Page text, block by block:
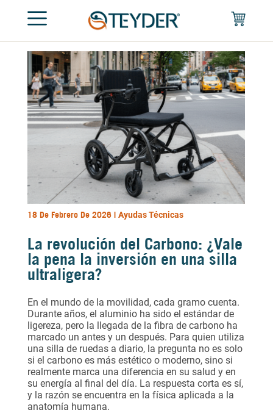
18 De Febrero De 2026 | Ayudas Técnicas
La revolución del Carbono: ¿Vale
la pena la inversión en una silla
ultraligera?
En el mundo de la movilidad, cada gramo cuenta.
Durante años, el aluminio ha sido el estándar de
ligereza, pero la llegada de la fibra de carbono ha
marcado un antes y un después. Para quien utiliza
una silla de ruedas a diario, la pregunta no es solo
si el carbono es más estético o moderno, sino si
realmente marca una diferencia en su salud y en
su energía al final del día. La respuesta corta es sí,
y la razón se encuentra en la física aplicada a la
anatomía humana.